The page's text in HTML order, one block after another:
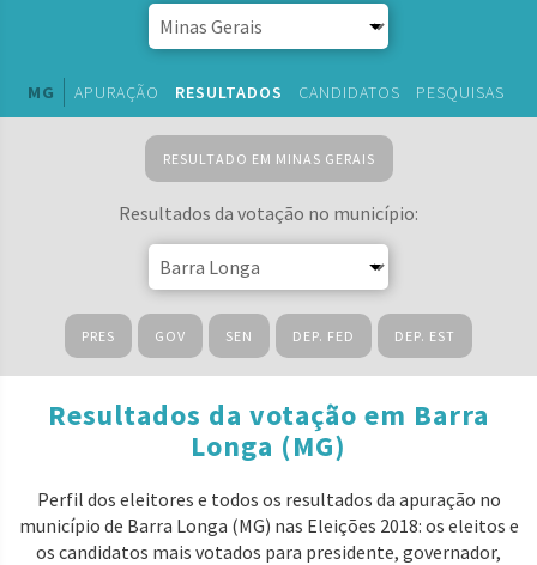
MG APURAÇÃO RESULTADOS CANDIDATOS PESQUISAS
RESULTADO EM MINAS GERAIS
Resultados da votação no município:
PRES GOV SEN DEP. FED DEP. EST
Resultados da votação em Barra
Longa (MG)
Perfil dos eleitores e todos os resultados da apuração no
município de Barra Longa (MG) nas Eleições 2018: os eleitos e
os candidatos mais votados para presidente, governador,